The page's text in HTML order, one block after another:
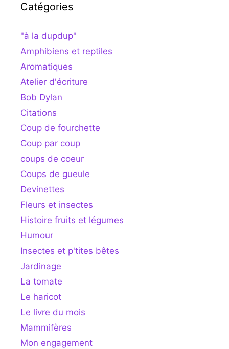
Catégories
"à la dupdup"
Amphibiens et reptiles
Aromatiques
Atelier d'écriture
Bob Dylan
Citations
Coup de fourchette
Coup par coup
coups de coeur
Coups de gueule
Devinettes
Fleurs et insectes
Histoire fruits et légumes
Humour
Insectes et p'tites bêtes
Jardinage
La tomate
Le haricot
Le livre du mois
Mammifères
Mon engagement